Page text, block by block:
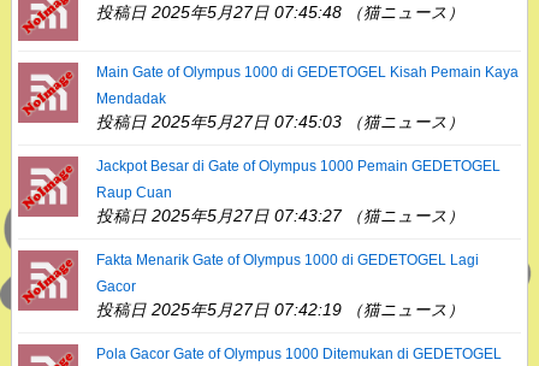
投稿日 2025年5月27日 07:45:48 （猫ニュース）
Main Gate of Olympus 1000 di GEDETOGEL Kisah Pemain Kaya
Mendadak
投稿日 2025年5月27日 07:45:03 （猫ニュース）
Jackpot Besar di Gate of Olympus 1000 Pemain GEDETOGEL
Raup Cuan
投稿日 2025年5月27日 07:43:27 （猫ニュース）
Fakta Menarik Gate of Olympus 1000 di GEDETOGEL Lagi
Gacor
投稿日 2025年5月27日 07:42:19 （猫ニュース）
Pola Gacor Gate of Olympus 1000 Ditemukan di GEDETOGEL